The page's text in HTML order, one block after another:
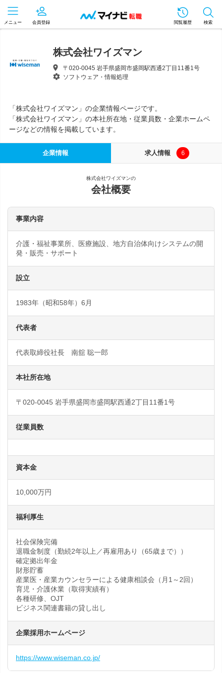
メニュー 会員登録 閲覧履歴 検索
株式会社ワイズマン
〒020-0045 岩手県盛岡市盛岡駅西通2丁目11番1号
ソフトウェア・情報処理
「株式会社ワイズマン」の企業情報ページです。
「株式会社ワイズマン」の本社所在地・従業員数・企業ホームペ
ージなどの情報を掲載しています。
企業情報 求人情報 6
株式会社ワイズマンの
会社概要
事業内容
介護・福祉事業所、医療施設、地方自治体向けシステムの開
発・販売・サポート
設立
1983年（昭和58年）6月
代表者
代表取締役社長 南舘 聡一郎
本社所在地
〒020-0045 岩手県盛岡市盛岡駅西通2丁目11番1号
従業員数
資本金
10,000万円
福利厚生
社会保険完備
退職金制度（勤続2年以上／再雇用あり（65歳まで））
確定拠出年金
財形貯蓄
産業医・産業カウンセラーによる健康相談会（月1～2回）
育児・介護休業（取得実績有）
各種研修、OJT
ビジネス関連書籍の貸し出し
企業採用ホームページ
https://www.wiseman.co.jp/